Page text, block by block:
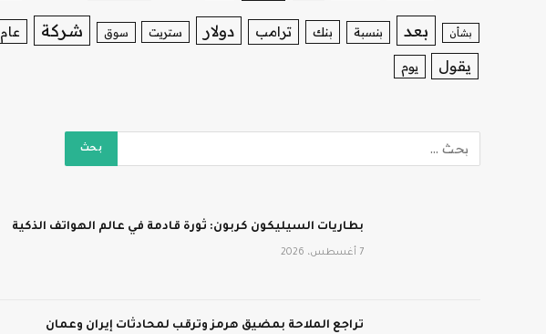
بشأن بعد بنسبة بنك ترامب دولار ستريت سوق شركة عام
يقول يوم
بطاريات السيليكون كربون: ثورة قادمة في عالم الهواتف الذكية
7 أغسطس، 2026
تراجع الملاحة بمضيق هرمز وترقب لمحادثات إيران وعمان